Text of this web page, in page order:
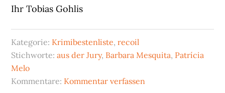
Ihr Tobias Gohlis
Kategorie: Krimibestenliste,recoil
Stichworte:aus der Jury, Barbara Mesquita, Patrícia
Melo
Kommentare: Kommentar verfassen